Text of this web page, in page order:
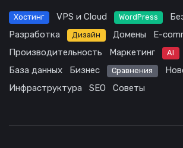
Хостинг VPS и Cloud WordPress
Разработка
Дизайн Домены E-
Производительность Маркетинг AI
База данных
Бизнес Сравнения
Инфраструктура
SEO Советы